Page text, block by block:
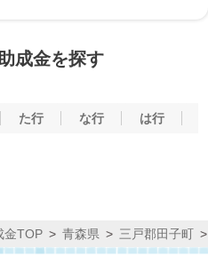
成金を探す
た行 な行 は行
金TOP 青森県 三戸郡田子町